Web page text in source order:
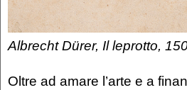
Albrecht Dürer, Il leprotto,
Oltre ad amare l’arte e a